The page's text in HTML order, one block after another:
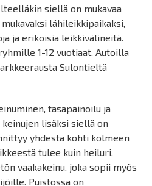
siellä on mukavaa
lähileikkipaikaksi,
ja erikoisia leikkivälineitä.
1-12 vuotiaat. Autoilla
Sulontieltä
tasapainoilu ja
lisäksi siellä on
yhdestä kohti kolmeen
tulee kuin heiluri.
vaakakeinu. joka sopii myös
Puistossa on